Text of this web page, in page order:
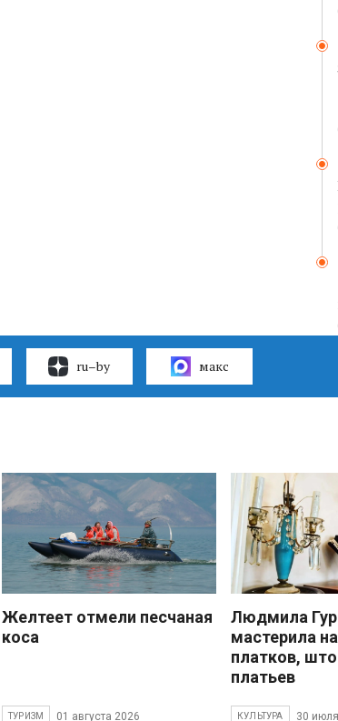
ru–by макс
Желтеет отмели песчаная
коса
ТУРИЗМ 01 августа 2026
Людмила
мастерила
платков,
платьев
КУЛЬТУРА 30